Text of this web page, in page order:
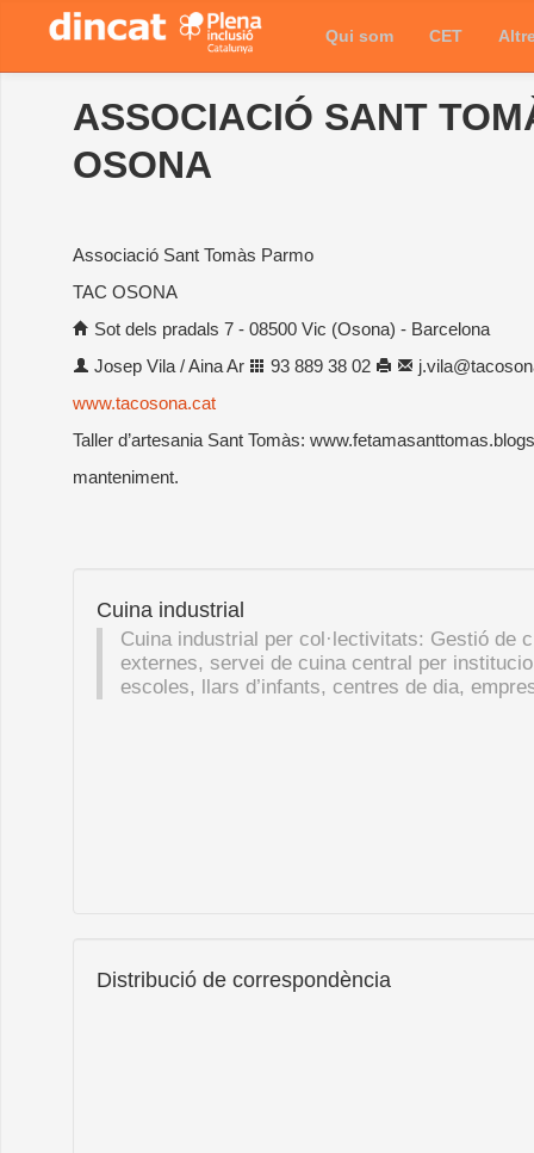
Qui som CET
ASSOCIACIÓ SANT
OSONA
Associació Sant Tomàs Parmo
TAC OSONA
Sot dels pradals 7 - 08500 Vic (Osona) - Barcelona
Josep Vila / Aina Ar
93 889 38 02
www.tacosona.cat
Taller d’artesania Sant Tomàs:
manteniment.
Cuina industrial
Cuina industrial per col·lectivitats: Gestió de
externes, servei de cuina central per
escoles, llars d’infants, centres de dia,
Distribució de correspondència